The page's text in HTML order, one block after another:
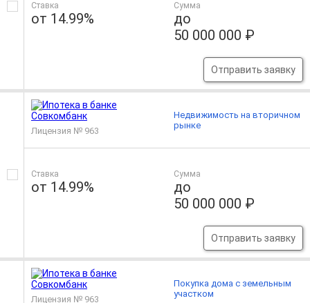
Ставка
от 14.99%
Сумма
до
50 000 000 ₽
Отправить заявку
Лицензия № 963
Ставка
от 14.99%
Сумма
до
50 000 000 ₽
Отправить заявку
Недвижимость на вторичном
рынке
Лицензия № 963
Покупка дома с земельным
участком